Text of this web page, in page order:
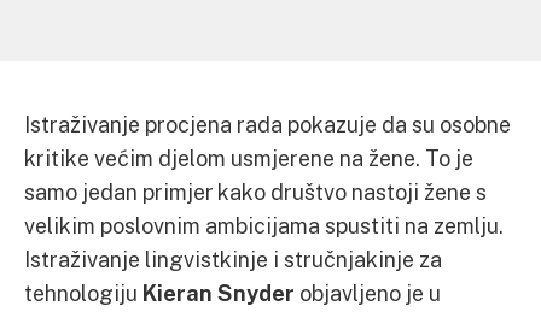
Istraživanje procjena rada pokazuje da su osobne
kritike većim djelom usmjerene na žene. To je
samo jedan primjer kako društvo nastoji žene s
velikim poslovnim ambicijama spustiti na zemlju.
Istraživanje lingvistkinje i stručnjakinje za
tehnologiju Kieran Snyder objavljeno je u